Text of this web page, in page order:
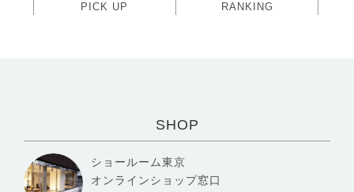
PICK UP RANKING
SHOP
ショールーム東京
オンラインショップ窓口